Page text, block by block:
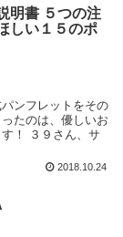
明書 ５つの注
しい１５のポ
ンフレットをその
たのは、優しいお
！ ３９さん、サ
2018.10.24